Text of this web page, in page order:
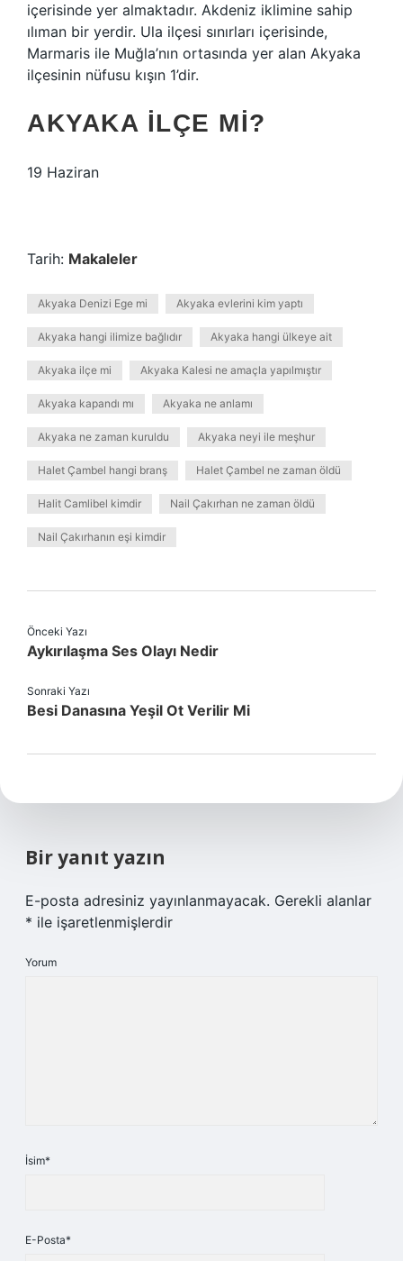
içerisinde yer almaktadır. Akdeniz iklimine sahip
ılıman bir yerdir. Ula ilçesi sınırları içerisinde,
Marmaris ile Muğla’nın ortasında yer alan Akyaka
ilçesinin nüfusu kışın 1’dir.
AKYAKA ILÇE MI?
19 Haziran
Tarih: Makaleler
Akyaka Denizi Ege mi Akyaka evlerini kim yaptı
Akyaka hangi ilimize bağlıdır Akyaka hangi ülkeye ait
Akyaka ilçe mi Akyaka Kalesi ne amaçla yapılmıştır
Akyaka kapandı mı Akyaka ne anlamı
Akyaka ne zaman kuruldu Akyaka neyi ile meşhur
Halet Çambel hangi branş Halet Çambel ne zaman öldü
Halit Camlibel kimdir Nail Çakırhan ne zaman öldü
Nail Çakırhanın eşi kimdir
Önceki Yazı
Aykırılaşma Ses Olayı Nedir
Sonraki Yazı
Besi Danasına Yeşil Ot Verilir Mi
Bir yanıt yazın
E-posta adresiniz yayınlanmayacak. Gerekli alanlar
* ile işaretlenmişlerdir
Yorum
İsim*
E-Posta*